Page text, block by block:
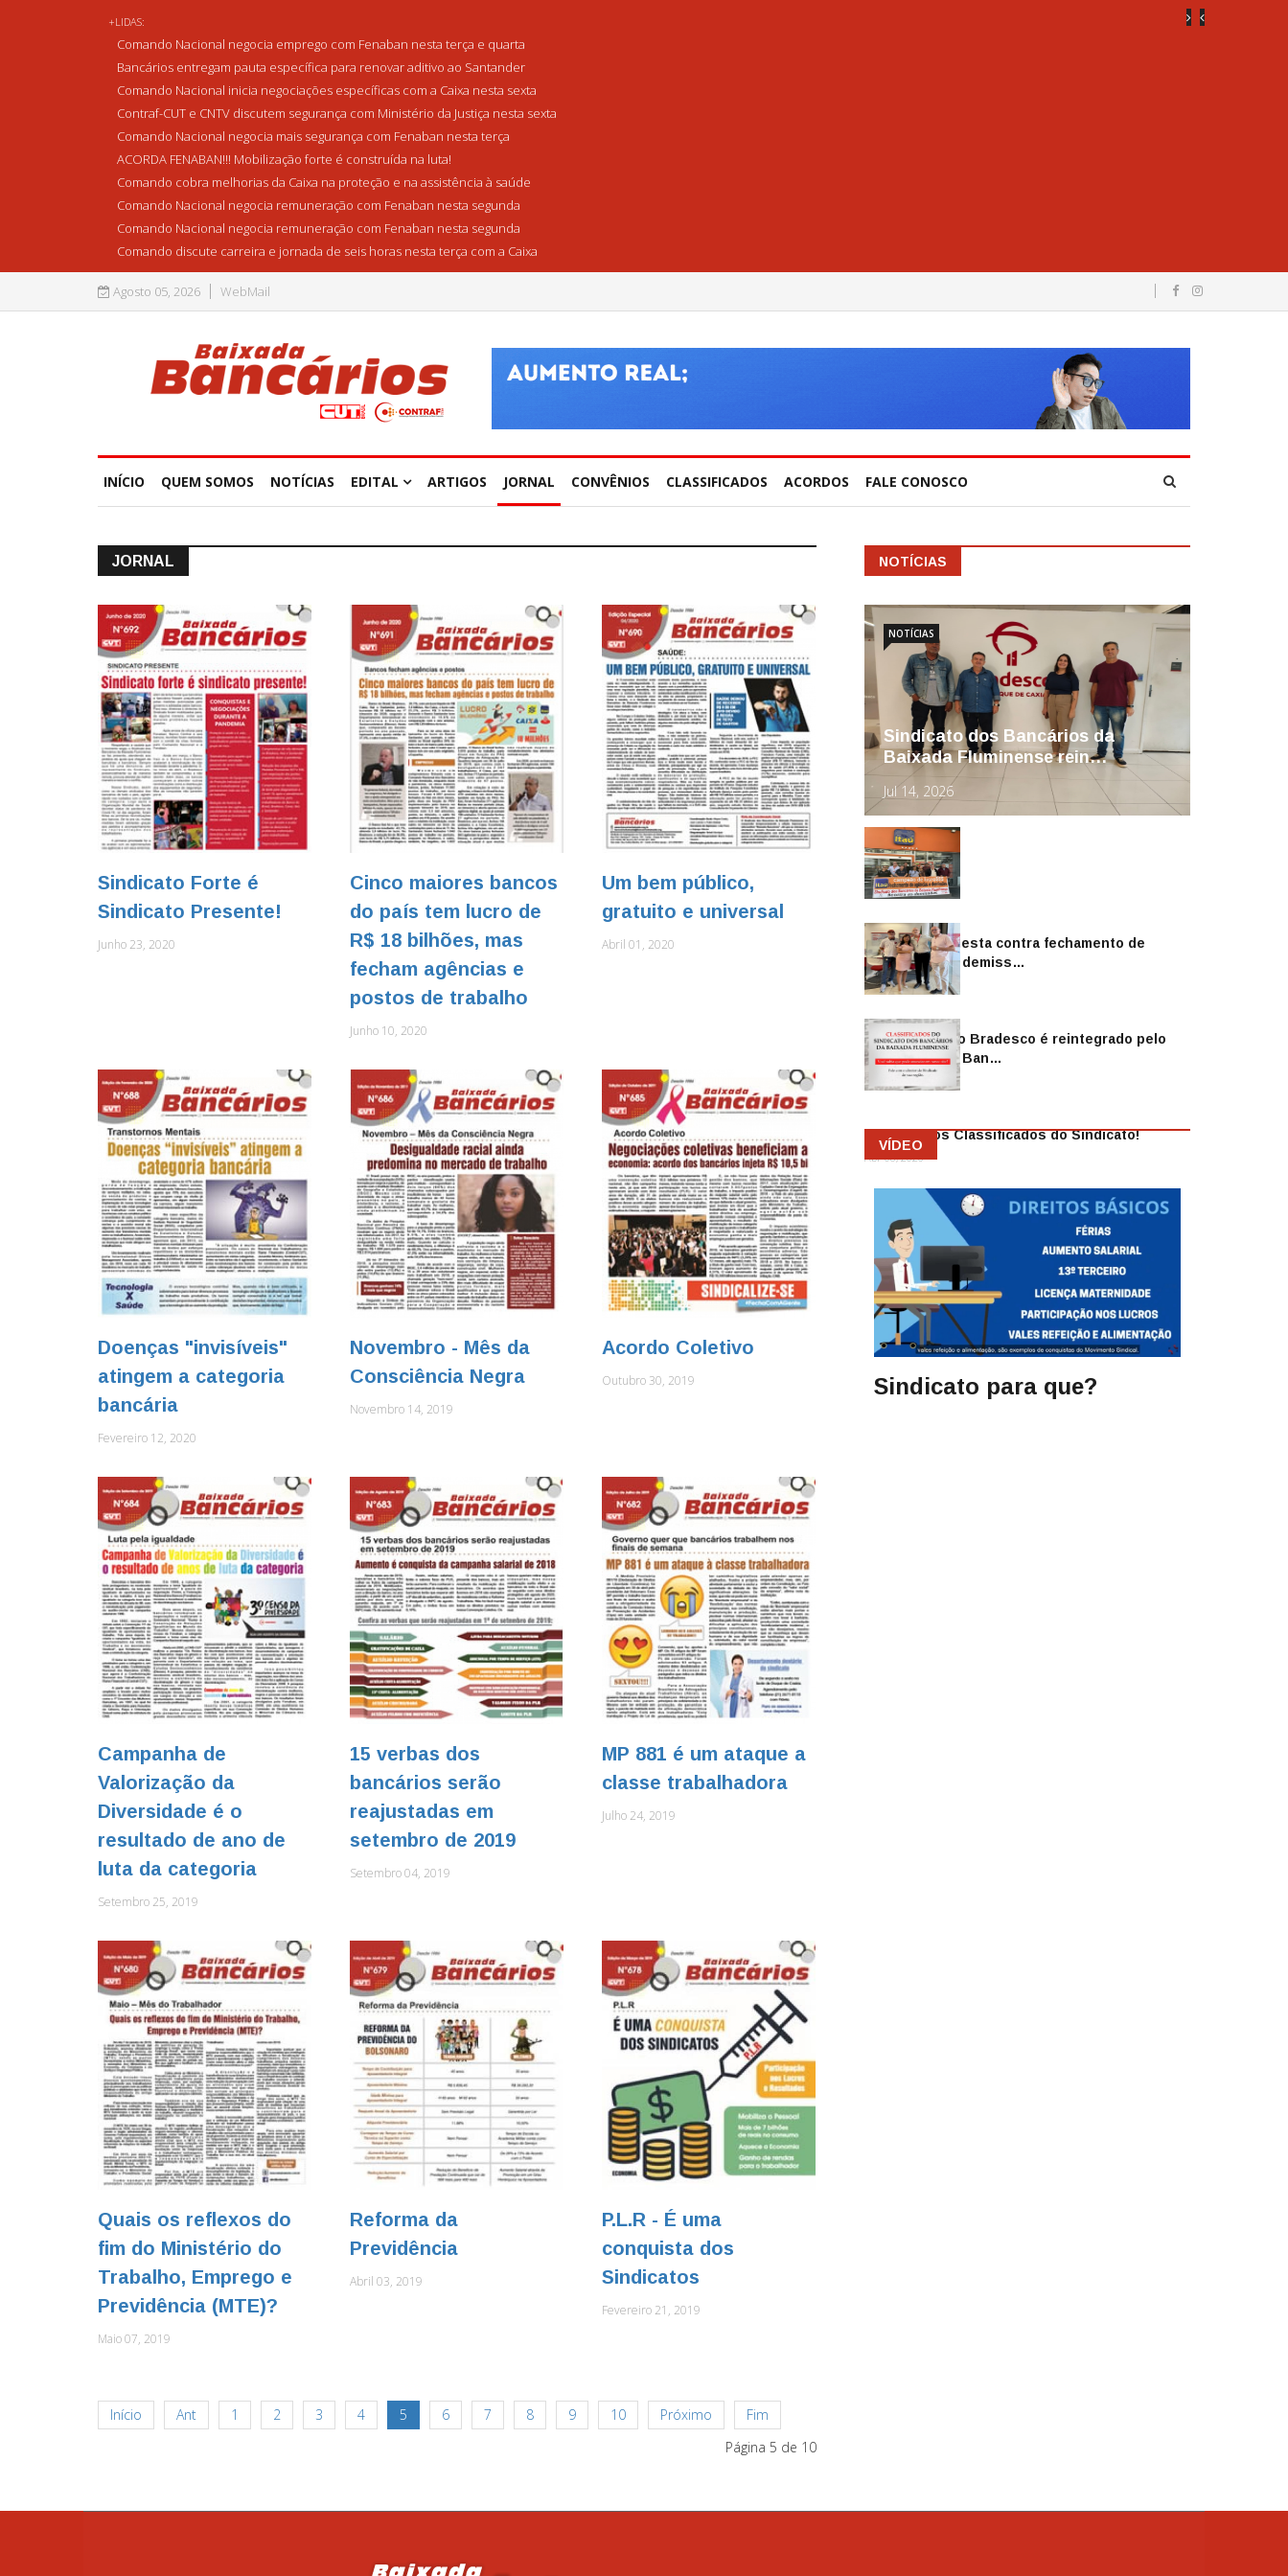
+LIDAS:
Comando Nacional negocia emprego com Fenaban nesta terça e quarta
Bancários entregam pauta específica para renovar aditivo ao Santander
Comando Nacional inicia negociações específicas com a Caixa nesta sexta
Contraf-CUT e CNTV discutem segurança com Ministério da Justiça nesta sexta
Comando Nacional negocia mais segurança com Fenaban nesta terça
ACORDA FENABAN!!! Mobilização forte é construída na luta!
Comando cobra melhorias da Caixa na proteção e na assistência à saúde
Comando Nacional negocia remuneração com Fenaban nesta segunda
Comando Nacional negocia remuneração com Fenaban nesta segunda
Comando discute carreira e jornada de seis horas nesta terça com a Caixa
Agosto 05, 2026 WebMail
INÍCIO QUEM SOMOS NOTÍCIAS EDITAL ARTIGOS JORNAL CONVÊNIOS CLASSIFICADOS ACORDOS FALE CONOSCO
JORNAL
Sindicato Forte é
Sindicato Presente!
Junho 23, 2020
Cinco maiores bancos
do país tem lucro de
R$ 18 bilhões, mas
fecham agências e
postos de trabalho
Junho 10, 2020
Um bem público,
gratuito e universal
Abril 01, 2020
Doenças "invisíveis"
atingem a categoria
bancária
Fevereiro 12, 2020
Novembro - Mês da
Consciência Negra
Novembro 14, 2019
Acordo Coletivo
Outubro 30, 2019
Campanha de
Valorização da
Diversidade é o
resultado de ano de
luta da categoria
Setembro 25, 2019
15 verbas dos
bancários serão
reajustadas em
setembro de 2019
Setembro 04, 2019
MP 881 é um ataque a
classe trabalhadora
Julho 24, 2019
Quais os reflexos do
fim do Ministério do
Trabalho, Emprego e
Previdência (MTE)?
Maio 07, 2019
Reforma da
Previdência
Abril 03, 2019
P.L.R - É uma
conquista dos
Sindicatos
Fevereiro 21, 2019
Início Ant 1 2 3 4 5 6 7 8 9 10 Próximo
Fim
Página 5 de 10
NOTÍCIAS
Sindicato dos Bancários da
Baixada Fluminense rein…
Jul 14, 2026
NOTÍCIAS
Sindicato protesta contra fechamento de
agências e as demiss…
Mai 13, 2026
Funcionário do Bradesco é reintegrado pelo
Sindicato dos Ban…
Abr 08, 2026
Anuncie nos Classificados do Sindicato!
Abr 08, 2026
VÍDEO
Sindicato para que?